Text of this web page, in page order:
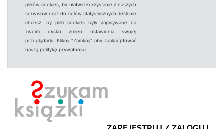
plików cookies, by ułatwić korzystanie z naszych
serwisów oraz do celów statystycznych.Jeśli nie
chcesz, by pliki cookies były zapisywane na
Twoim dysku zmień ustawienia swojej
przeglądarki. Kliknij "Zamknij" aby zaakceptować
naszą politykę prywatności.